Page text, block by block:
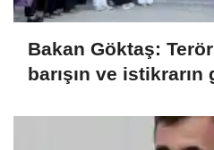
Bakan Göktaş:
barışın ve